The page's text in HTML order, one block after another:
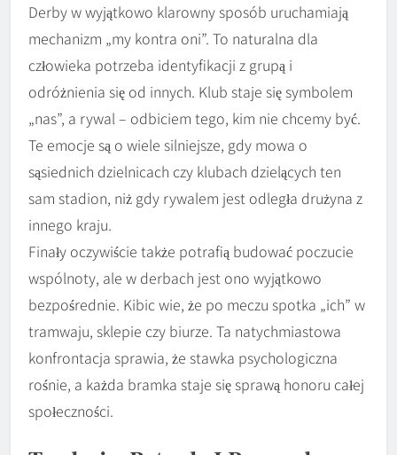
Derby w wyjątkowo klarowny sposób uruchamiają
mechanizm „my kontra oni”. To naturalna dla
człowieka potrzeba identyfikacji z grupą i
odróżnienia się od innych. Klub staje się symbolem
„nas”, a rywal – odbiciem tego, kim nie chcemy być.
Te emocje są o wiele silniejsze, gdy mowa o
sąsiednich dzielnicach czy klubach dzielących ten
sam stadion, niż gdy rywalem jest odległa drużyna z
innego kraju.
Finały oczywiście także potrafią budować poczucie
wspólnoty, ale w derbach jest ono wyjątkowo
bezpośrednie. Kibic wie, że po meczu spotka „ich” w
tramwaju, sklepie czy biurze. Ta natychmiastowa
konfrontacja sprawia, że stawka psychologiczna
rośnie, a każda bramka staje się sprawą honoru całej
społeczności.